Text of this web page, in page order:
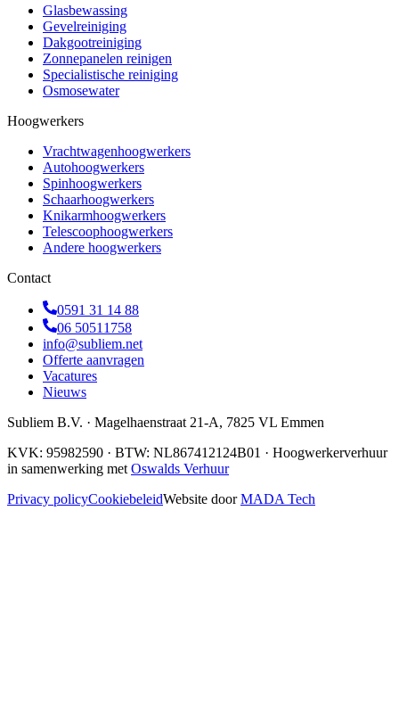
Glasbewassing
Gevelreiniging
Dakgootreiniging
Zonnepanelen reinigen
Specialistische reiniging
Osmosewater
Hoogwerkers
Vrachtwagenhoogwerkers
Autohoogwerkers
Spinhoogwerkers
Schaarhoogwerkers
Knikarmhoogwerkers
Telescoophoogwerkers
Andere hoogwerkers
Contact
0591 31 14 88
06 50511758
info@subliem.net
Offerte aanvragen
Vacatures
Nieuws
Subliem B.V. · Magelhaenstraat 21-A, 7825 VL Emmen
KVK: 95982590 · BTW: NL867412124B01 · Hoogwerkerverhuur
in samenwerking met Oswalds Verhuur
Privacy policyCookiebeleidWebsite door MADA Tech